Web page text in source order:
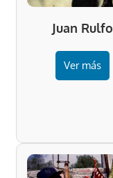
Juan Rulfo
Ver más